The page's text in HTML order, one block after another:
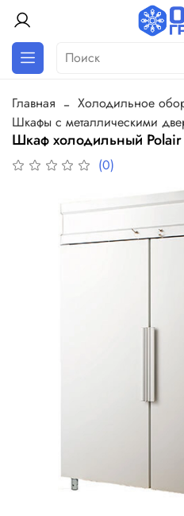
Главная Холодильное
Шкафы с металлическими
Шкаф холодильный Polair
(0)